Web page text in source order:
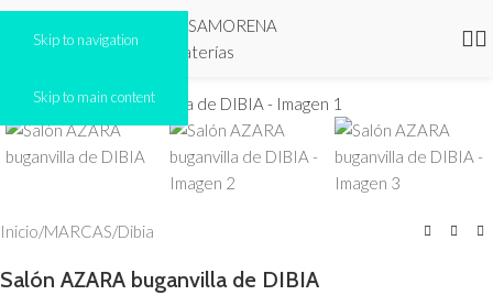
Skip to navigation
Skip to main content
Inicio/MARCAS/Dibia
Salón AZARA buganvilla de DIBIA